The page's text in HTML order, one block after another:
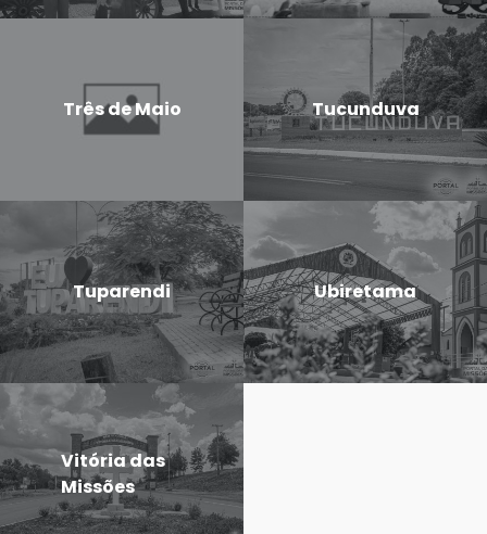
Três de Maio Tucunduva
Tuparendi Ubiretama
Vitória das
Missões